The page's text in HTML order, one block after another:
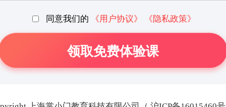
同意我们的 《用户协议》 《隐私政策》